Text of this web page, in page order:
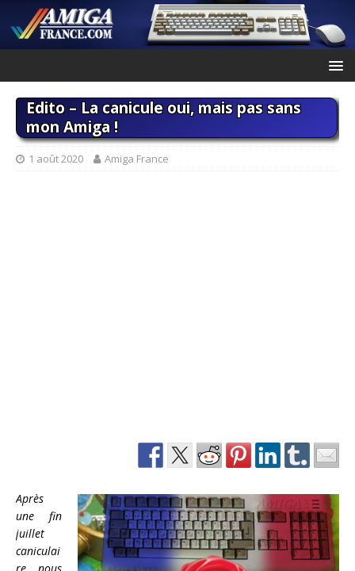
Edito – La canicule oui, mais pas sans
mon Amiga !
1 août 2020 Amiga France
Après
une fin
juillet
caniculai